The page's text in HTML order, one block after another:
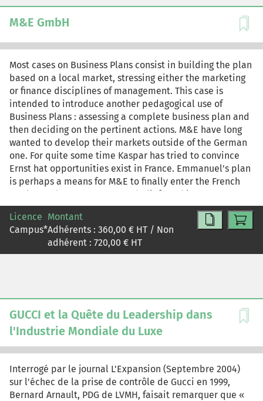
M&E GmbH
Most cases on Business Plans consist in building the plan
based on a local market, stressing either the marketing
or finance disciplines of management. This case is
intended to introduce another pedagogical use of
Business Plans : assessing a complete business plan and
then deciding on the pertinent actions. M&E have long
wanted to develop their markets outside of the German
one. For quite some time Kaspar has tried to convince
Ernst hat opportunities exist in France. Emmanuel's plan
is perhaps a means for M&E to finally enter the French
market and to serve Kaspar's beliefs and interests.
Emmanuel perceives M&E as a personal post-MBA career
launch-pad. Students are required to step in to Kaspar's
shoes and decide whether to adopt the proposed
Business Plan or not, and if so, to adapt the proposition
Licence
Campus*
Montant
Adhérents : 360,00 € HT / Non
adhérent : 720,00 € HT
GUCCI et la Quête du Leadership dans
l'Industrie Mondiale du Luxe
Interrogé par le journal L'Expansion (Septembre 2004)
sur l'échec de la prise de contrôle de Gucci en 1999,
Bernard Arnault, PDG de LVMH, faisait remarquer que «